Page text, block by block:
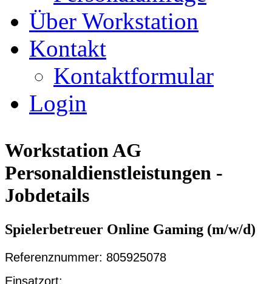
Über Workstation
Kontakt
Kontaktformular
Login
Workstation AG
Personaldienstleistungen -
Jobdetails
Spielerbetreuer Online Gaming (m/w/d)
Referenznummer: 805925078
Einsatzort: